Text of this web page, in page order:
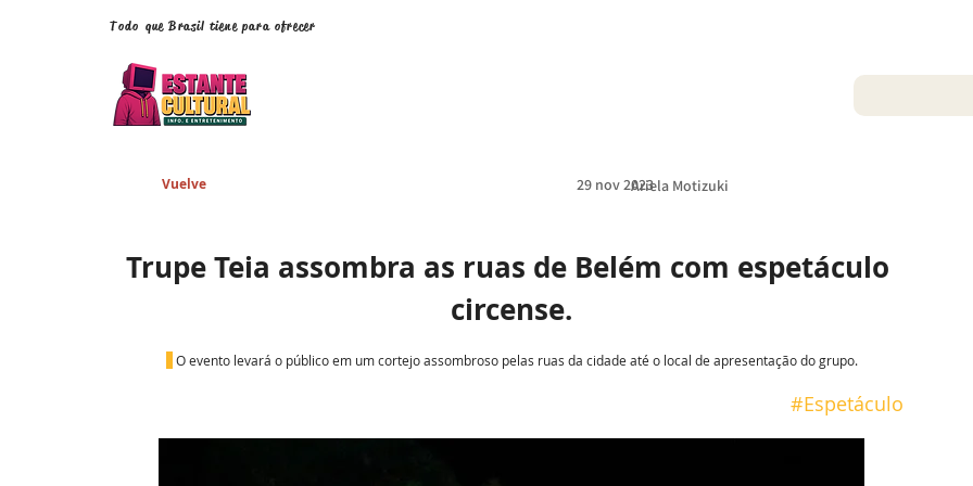
Todo que Brasil tiene para ofrecer
Vuelve 29 nov 2023Ariela Motizuki
Trupe Teia assombra as ruas de Belém com espetáculo
circense.
O evento levará o público em um cortejo assombroso pelas ruas da cidade até o local de apresentação do grupo.
#Espetáculo